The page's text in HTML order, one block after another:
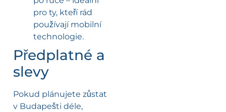
pro ty, kteří rád
používají mobilní
technologie.
Předplatné a
slevy
Pokud plánujete zůstat
v Budapešti déle,